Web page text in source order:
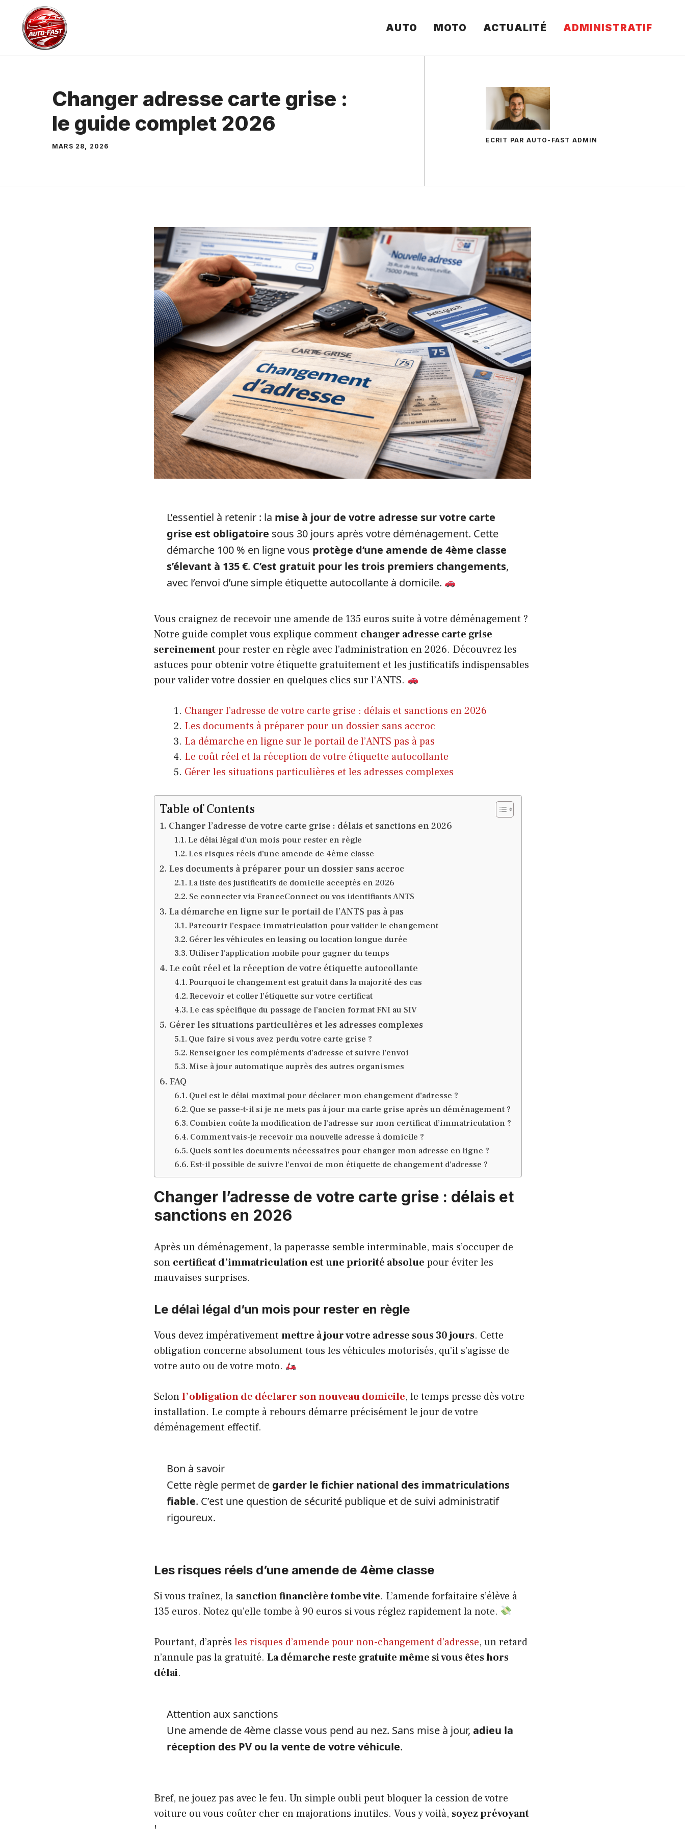
contenu
AUTO MOTO ACTUALITÉ ADMINISTRATIF
Changer adresse carte grise :
le guide complet 2026
MARS 28, 2026
ECRIT PAR AUTO-FAST ADMIN
L’essentiel à retenir : la mise à jour de votre adresse sur votre carte
grise est obligatoire sous 30 jours après votre déménagement. Cette
démarche 100 % en ligne vous protège d’une amende de 4ème classe
s’élevant à 135 €. C’est gratuit pour les trois premiers changements,
avec l’envoi d’une simple étiquette autocollante à domicile.
Vous craignez de recevoir une amende de 135 euros suite à votre déménagement ?
Notre guide complet vous explique comment changer adresse carte grise
sereinementpour rester en règle avec l’administration en 2026. Découvrez les
astuces pour obtenir votre étiquette gratuitement et les justificatifs indispensables
pour valider votre dossier en quelques clics sur l’ANTS.
Changer l’adresse de votre carte grise : délais et sanctions en 2026
Les documents à préparer pour un dossier sans accroc
La démarche en ligne sur le portail de l’ANTS pas à pas
Le coût réel et la réception de votre étiquette autocollante
Gérer les situations particulières et les adresses complexes
Table of Contents
Changer l’adresse de votre carte grise : délais et sanctions en 2026
Le délai légal d’un mois pour rester en règle
Les risques réels d’une amende de 4ème classe
Les documents à préparer pour un dossier sans accroc
La liste des justificatifs de domicile acceptés en 2026
Se connecter via FranceConnect ou vos identifiants ANTS
La démarche en ligne sur le portail de l’ANTS pas à pas
Parcourir l’espace immatriculation pour valider le changement
Gérer les véhicules en leasing ou location longue durée
Utiliser l’application mobile pour gagner du temps
Le coût réel et la réception de votre étiquette autocollante
Pourquoi le changement est gratuit dans la majorité des cas
Recevoir et coller l’étiquette sur votre certificat
Le cas spécifique du passage de l’ancien format FNI au SIV
Gérer les situations particulières et les adresses complexes
Que faire si vous avez perdu votre carte grise ?
Renseigner les compléments d’adresse et suivre l’envoi
Mise à jour automatique auprès des autres organismes
FAQ
Quel est le délai maximal pour déclarer mon changement d’adresse ?
Que se passe-t-il si je ne mets pas à jour ma carte grise après un déménagement ?
Combien coûte la modification de l’adresse sur mon certificat d’immatriculation ?
Comment vais-je recevoir ma nouvelle adresse à domicile ?
Quels sont les documents nécessaires pour changer mon adresse en ligne ?
Est-il possible de suivre l’envoi de mon étiquette de changement d’adresse ?
Changer l’adresse de votre carte grise : délais et
sanctions en 2026
Après un déménagement, la paperasse semble interminable, mais s’occuper de
son certificat d’immatriculation est une priorité absolue pour éviter les
mauvaises surprises.
Le délai légal d’un mois pour rester en règle
Vous devez impérativement mettre à jour votre adresse sous 30 jours. Cette
obligation concerne absolument tous les véhicules motorisés, qu’il s’agisse de
votre auto ou de votre moto.
Selonl’obligation de déclarer son nouveau domicile, le temps presse dès votre
installation. Le compte à rebours démarre précisément le jour de votre
déménagement effectif.
Bon à savoir
Cette règle permet de garder le fichier national des immatriculations
fiable. C’est une question de sécurité publique et de suivi administratif
rigoureux.
Les risques réels d’une amende de 4ème classe
Si vous traînez, la sanction financière tombe vite. L’amende forfaitaire s’élève à
135 euros. Notez qu’elle tombe à 90 euros si vous réglez rapidement la note.
Pourtant, d’après les risques d’amende pour non-changement d’adresse, un retard
n’annule pas la gratuité. La démarche reste gratuite même si vous êtes hors
délai.
Attention aux sanctions
Une amende de 4ème classe vous pend au nez. Sans mise à jour, adieu la
réception des PV ou la vente de votre véhicule.
Bref, ne jouez pas avec le feu. Un simple oubli peut bloquer la cession de votre
voiture ou vous coûter cher en majorations inutiles. Vous y voilà, soyez prévoyant